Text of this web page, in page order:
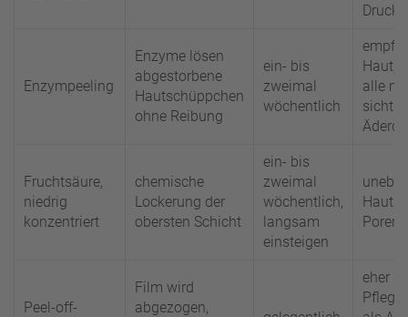
Druck
Enzympeeling
Enzyme lösen
abgestorbene
Hautschüppchen
ohne Reibung
ein- bis
zweimal
wöchentlich
Haut,
alle
Fruchtsäure,
niedrig
konzentriert
chemische
Lockerung der
obersten Schicht
ein- bis
zweimal
wöchentlich,
langsam
einsteigen
Poren
Peel-off-
Film wird
abgezogen,
eher